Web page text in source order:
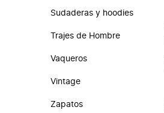
Sudaderas y hoodies
Trajes de Hombre
Vaqueros
Vintage
Zapatos